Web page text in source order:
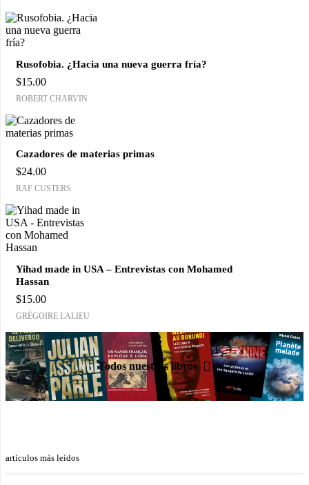
Rusofobia. ¿Hacia una nueva guerra fría?
$15.00
ROBERT CHARVIN
Cazadores de materias primas
$24.00
RAF CUSTERS
Yihad made in USA – Entrevistas con Mohamed
Hassan
$15.00
GRÉGOIRE LALIEU
Todos nuestros libros
artículos más leídos